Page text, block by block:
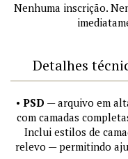
Nenhuma inscrição.
Detalhes
• PSD — arquivo em
com camadas
Inclui estilos de
relevo — permitindo